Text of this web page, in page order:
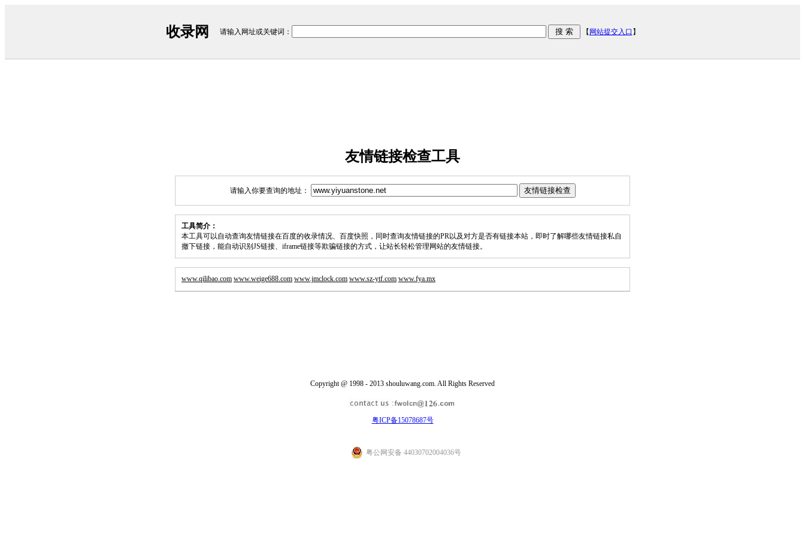
收录网 请输入网址或关键词： 【 网站提交入口 】
友情链接检查工具
请输入你要查询的地址：
工具简介：
本工具可以自动查询友情链接在百度的收录情况、百度快照，同时查询友情链接的PR以及对方是否有链接本站，即时了解哪些友情链接私自
撤下链接，能自动识别JS链接、iframe链接等欺骗链接的方式，让站长轻松管理网站的友情链接。
www.qilibao.com www.weige688.com www.jmclock.com www.sz-ytf.com www.fya.mx
Copyright @ 1998 - 2013 shouluwang.com. All Rights Reserved
粤ICP备15078687号
粤公网安备 44030702004036号